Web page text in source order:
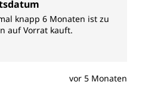
knapp 6 Monaten ist zu
auf Vorrat kauft.
vor 5 Monaten